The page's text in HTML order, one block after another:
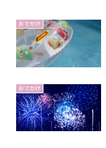
おでかけ
おでかけ